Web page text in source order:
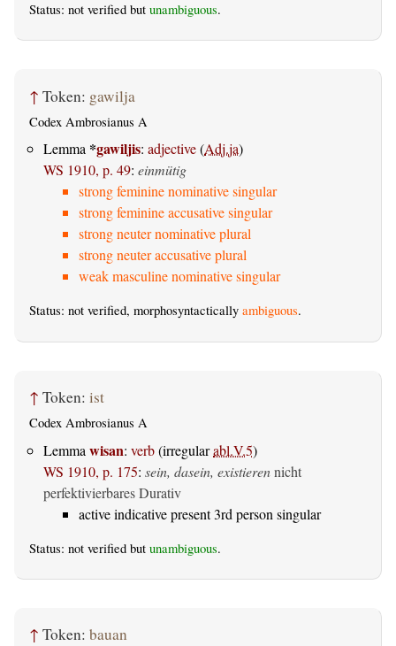
Status: not verified but unambiguous.
↑ Token: gawilja
Codex Ambrosianus A
Lemma *gawiljis: adjective(Adj.ja)
WS 1910, p. 49: einmütig
strong feminine nominative singular
strong feminine accusative singular
strong neuter nominative plural
strong neuter accusative plural
weak masculine nominative singular
Status: not verified, morphosyntactically ambiguous.
↑ Token: ist
Codex Ambrosianus A
Lemma wisan: verb(irregularabl.V.5)
WS 1910, p. 175: sein, dasein, existierennicht
perfektivierbares Durativ
active indicative present 3rd person singular
Status: not verified but unambiguous.
↑ Token: bauan